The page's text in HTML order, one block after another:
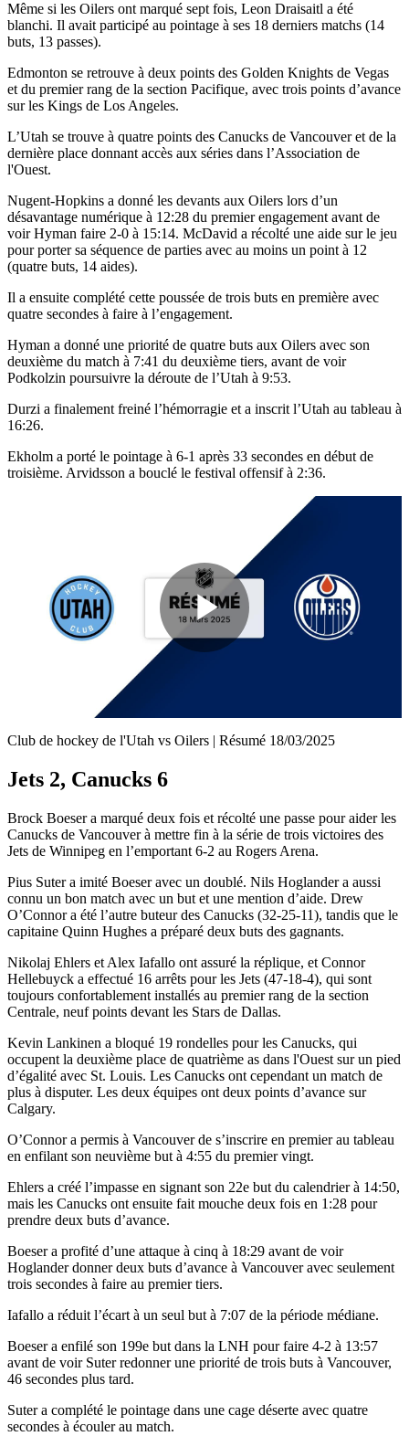
Même si les Oilers ont marqué sept fois, Leon Draisaitl a été
blanchi. Il avait participé au pointage à ses 18 derniers matchs (14
buts, 13 passes).
Edmonton se retrouve à deux points des Golden Knights de Vegas
et du premier rang de la section Pacifique, avec trois points d’avance
sur les Kings de Los Angeles.
L’Utah se trouve à quatre points des Canucks de Vancouver et de la
dernière place donnant accès aux séries dans l’Association de
l'Ouest.
Nugent-Hopkins a donné les devants aux Oilers lors d’un
désavantage numérique à 12:28 du premier engagement avant de
voir Hyman faire 2-0 à 15:14. McDavid a récolté une aide sur le jeu
pour porter sa séquence de parties avec au moins un point à 12
(quatre buts, 14 aides).
Il a ensuite complété cette poussée de trois buts en première avec
quatre secondes à faire à l’engagement.
Hyman a donné une priorité de quatre buts aux Oilers avec son
deuxième du match à 7:41 du deuxième tiers, avant de voir
Podkolzin poursuivre la déroute de l’Utah à 9:53.
Durzi a finalement freiné l’hémorragie et a inscrit l’Utah au tableau à
16:26.
Ekholm a porté le pointage à 6-1 après 33 secondes en début de
troisième. Arvidsson a bouclé le festival offensif à 2:36.
Play
Video
Club de hockey de l'Utah vs Oilers | Résumé 18/03/2025
Jets 2, Canucks 6
Brock Boeser a marqué deux fois et récolté une passe pour aider les
Canucks de Vancouver à mettre fin à la série de trois victoires des
Jets de Winnipeg en l’emportant 6-2 au Rogers Arena.
Pius Suter a imité Boeser avec un doublé. Nils Hoglander a aussi
connu un bon match avec un but et une mention d’aide. Drew
O’Connor a été l’autre buteur des Canucks (32-25-11), tandis que le
capitaine Quinn Hughes a préparé deux buts des gagnants.
Nikolaj Ehlers et Alex Iafallo ont assuré la réplique, et Connor
Hellebuyck a effectué 16 arrêts pour les Jets (47-18-4), qui sont
toujours confortablement installés au premier rang de la section
Centrale, neuf points devant les Stars de Dallas.
Kevin Lankinen a bloqué 19 rondelles pour les Canucks, qui
occupent la deuxième place de quatrième as dans l'Ouest sur un pied
d’égalité avec St. Louis. Les Canucks ont cependant un match de
plus à disputer. Les deux équipes ont deux points d’avance sur
Calgary.
O’Connor a permis à Vancouver de s’inscrire en premier au tableau
en enfilant son neuvième but à 4:55 du premier vingt.
Ehlers a créé l’impasse en signant son 22e but du calendrier à 14:50,
mais les Canucks ont ensuite fait mouche deux fois en 1:28 pour
prendre deux buts d’avance.
Boeser a profité d’une attaque à cinq à 18:29 avant de voir
Hoglander donner deux buts d’avance à Vancouver avec seulement
trois secondes à faire au premier tiers.
Iafallo a réduit l’écart à un seul but à 7:07 de la période médiane.
Boeser a enfilé son 199e but dans la LNH pour faire 4-2 à 13:57
avant de voir Suter redonner une priorité de trois buts à Vancouver,
46 secondes plus tard.
Suter a complété le pointage dans une cage déserte avec quatre
secondes à écouler au match.